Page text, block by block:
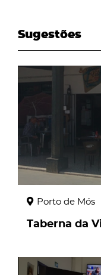
Sugestões
page
Porto de Mós
Taberna da
page